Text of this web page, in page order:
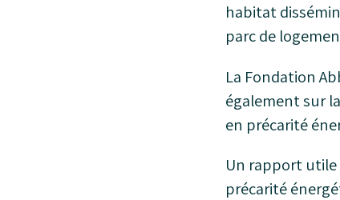
habitat
parc de
La Fondation
également sur
en précarité
Un rapport
précarité